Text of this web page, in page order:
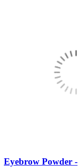
Eyebrow Powder -